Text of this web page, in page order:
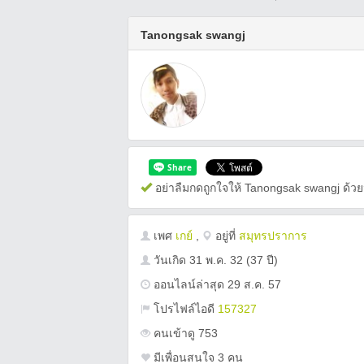
Tanongsak swangj
อย่าลืมกดถูกใจให้ Tanongsak swangj ด้ว
เพศ เกย์ อยู่ที่ สมุทรปราการ
วันเกิด 31 พ.ค. 32 (37 ปี)
ออนไลน์ล่าสุด 29 ส.ค. 57
โปรไฟล์ไอดี 157327
คนเข้าดู 753
มีเพื่อนสนใจ 3 คน